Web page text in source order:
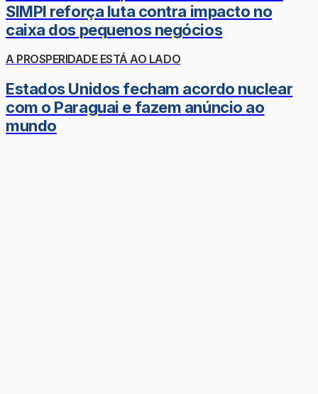
SIMPI reforça luta contra impacto no
caixa dos pequenos negócios
A PROSPERIDADE ESTÁ AO LADO
Estados Unidos fecham acordo nuclear
com o Paraguai e fazem anúncio ao
mundo